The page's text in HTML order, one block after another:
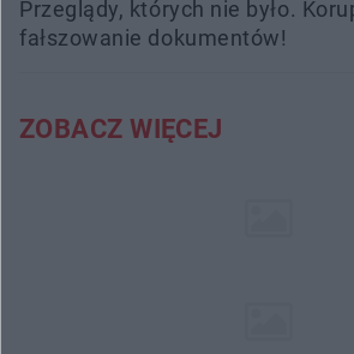
Przeglądy, których nie było.
fałszowanie dokumentów!
ZOBACZ WIĘCEJ